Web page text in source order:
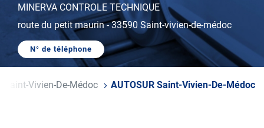
MINERVA CONTROLE TECHNIQUE
route du petit maurin-33590 Saint-vivien-de-médoc
N° de téléphone
AFFICHER
TÉLÉPHONE
Saint-Vivien-De-Médoc AUTOSUR Saint-Vivien-De-Médoc